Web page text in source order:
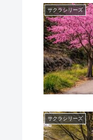
サクラシリーズ
サクラシリーズ